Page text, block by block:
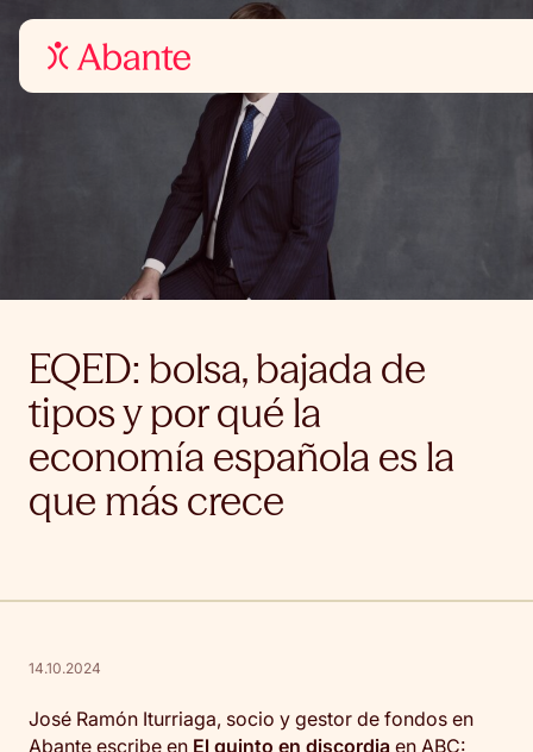
EQED: bolsa, bajada de
tipos y por qué la
economía española es la
que más crece
14.10.2024
José Ramón Iturriaga, socio y gestor de fondos en
Abante escribe en El quinto en discordia en ABC: